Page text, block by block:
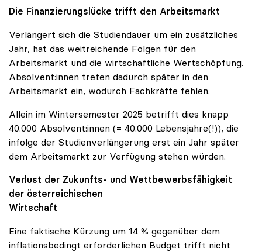
Die Finanzierungslücke trifft den Arbeitsmarkt
Verlängert sich die Studiendauer um ein zusätzliches
Jahr, hat das weitreichende Folgen für den
Arbeitsmarkt und die wirtschaftliche Wertschöpfung.
Absolvent:innen treten dadurch später in den
Arbeitsmarkt ein, wodurch Fachkräfte fehlen.
Allein im Wintersemester 2025 betrifft dies knapp
40.000 Absolvent:innen (= 40.000 Lebensjahre(!)), die
infolge der Studienverlängerung erst ein Jahr später
dem Arbeitsmarkt zur Verfügung stehen würden.
Verlust der Zukunfts- und Wettbewerbsfähigkeit
der österreichischen
Wirtschaft
Eine faktische Kürzung um 14 % gegenüber dem
inflationsbedingt erforderlichen Budget trifft nicht